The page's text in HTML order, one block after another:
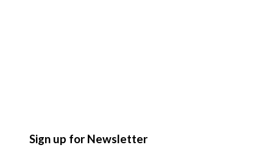
Sign up for Newsletter